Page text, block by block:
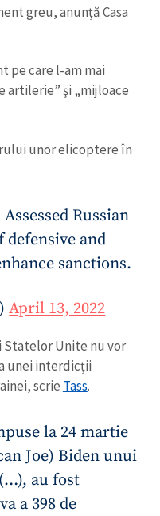
greu, anunţă Casa
pe care l-am mai
artilerie” şi „mijloace
unor elicoptere în
Assessed Russian
defensive and
sanctions.
April 13, 2022
Statelor Unite nu vor
unei interdicţii
scrie Tass.
la 24 martie
Joe) Biden unui
au fost
a 398 de